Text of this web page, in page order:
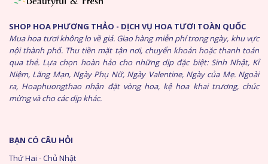
SHOP HOA PHƯƠNG THẢO - DỊCH VỤ HOA TƯƠI TOÀN QUỐC
Mua hoa tươi không lo về giá. Giao hàng miễn phí trong ngày, khu vực
nội thành phố. Thu tiền mặt tận nơi, chuyển khoản hoặc thanh toán
qua thẻ. Lựa chọn hoàn hảo cho những dịp đặc biệt: Sinh Nhật, Kỉ
Niệm, Lãng Mạn, Ngày Phụ Nữ, Ngày Valentine, Ngày của Mẹ. Ngoài
ra, Hoaphuongthao nhận đặt vòng hoa, kệ hoa khai trương, chúc
mừng và cho các dịp khác.
BẠN CÓ CÂU HỎI
Thứ Hai - Chủ Nhật